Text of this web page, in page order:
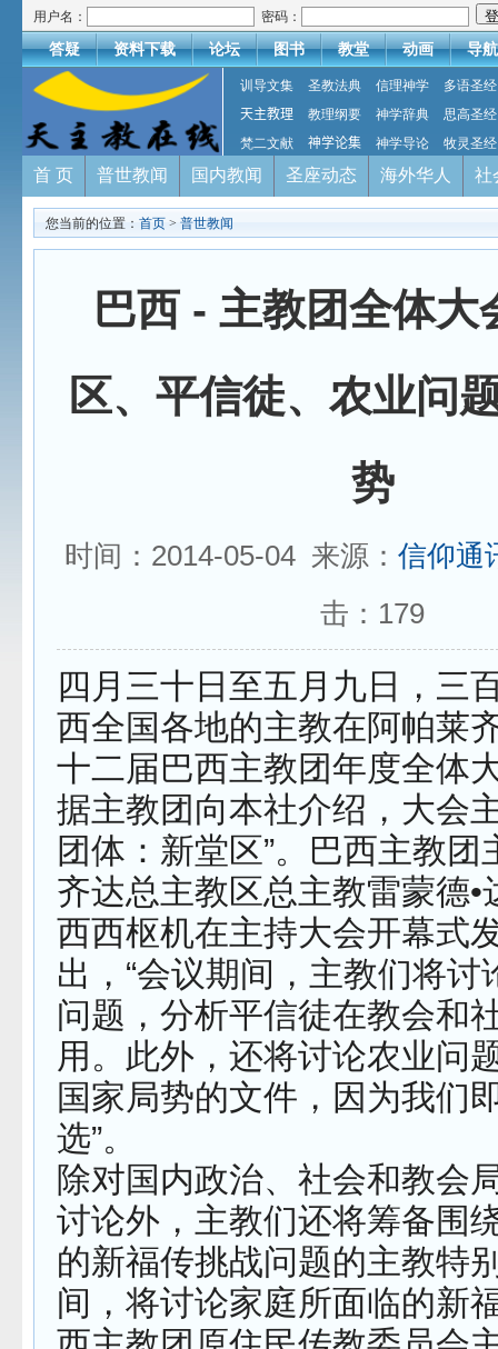
用户名： 密码：
答疑 资料下载 论坛 图书 教堂 动画 导航
训导文集 圣教法典 信理神学
多语圣经
天主教理
教理纲要 神学辞典
思高圣经
梵二文献
神学论集 神学导论 牧灵圣经
首 页 普世教闻 国内教闻 圣座动态 海外华人 社
您当前的位置： 首页 > 普世教闻
巴西 - 主教团全体大
区、平信徒、农业问
势
时间：2014-05-04 来源： 信仰通
击： 179
四月三十日至五月九日，三
西全国各地的主教在阿帕莱
十二届巴西主教团年度全体
据主教团向本社介绍，大会
团体：新堂区”。巴西主教团
齐达总主教区总主教雷蒙德•
西西枢机在主持大会开幕式
出，“会议期间，主教们将讨
问题，分析平信徒在教会和
用。此外，还将讨论农业问
国家局势的文件，因为我们
选”。
除对国内政治、社会和教会
讨论外，主教们还将筹备围
的新福传挑战问题的主教特
间，将讨论家庭所面临的新